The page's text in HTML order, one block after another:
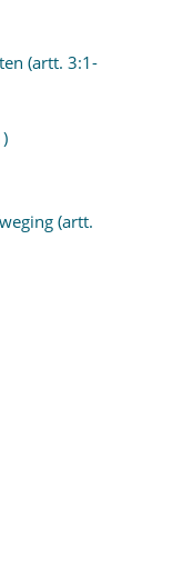
(artt. 3:1-
(artt.